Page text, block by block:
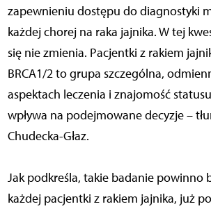
zapewnieniu dostępu do diagnostyki
każdej chorej na raka jajnika. W tej
się nie zmienia. Pacjentki z rakiem
BRCA1/2 to grupa szczególna,
aspektach leczenia i znajomość
wpływa na podejmowane decyzje –
Chudecka-Głaz.
Jak podkreśla, takie badanie powinno
każdej pacjentki z rakiem jajnika, już